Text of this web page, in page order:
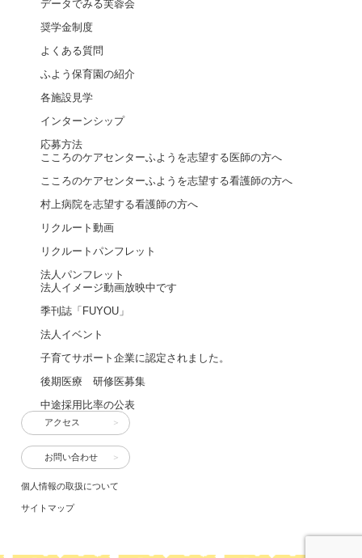
データでみる芙蓉会
奨学金制度
よくある質問
ふよう保育園の紹介
各施設見学
インターンシップ
応募方法
こころのケアセンターふようを志望する医師の方へ
こころのケアセンターふようを志望する看護師の方へ
村上病院を志望する看護師の方へ
リクルート動画
リクルートパンフレット
法人パンフレット
法人イメージ動画放映中です
季刊誌「FUYOU」
法人イベント
子育てサポート企業に認定されました。
後期医療 研修医募集
中途採用比率の公表
アクセス
お問い合わせ
個人情報の取扱について
サイトマップ